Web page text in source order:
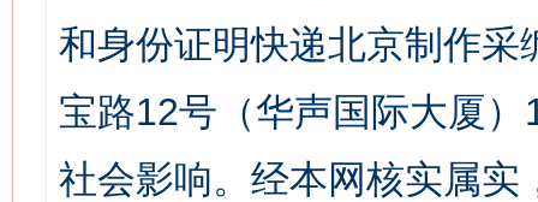
和身份证明快递北京制作
宝路12号（华声国际大厦
社会影响。经本网核实属